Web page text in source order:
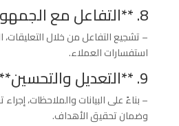
8. **التفاعل مع الجمهور**
– تشجيع التفاعل من خلال التعليقات،
استفسارات العملاء.
9. **التعديل والتحسين**
– بناءً على البيانات والملاحظات،
وضمان تحقيق الأهداف.